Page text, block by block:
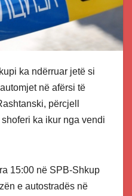
ka ndërruar jetë si
në afërsi të
përcjell
ka ikur nga vendi
15:00 në SPB-Shkup
e autostradës në